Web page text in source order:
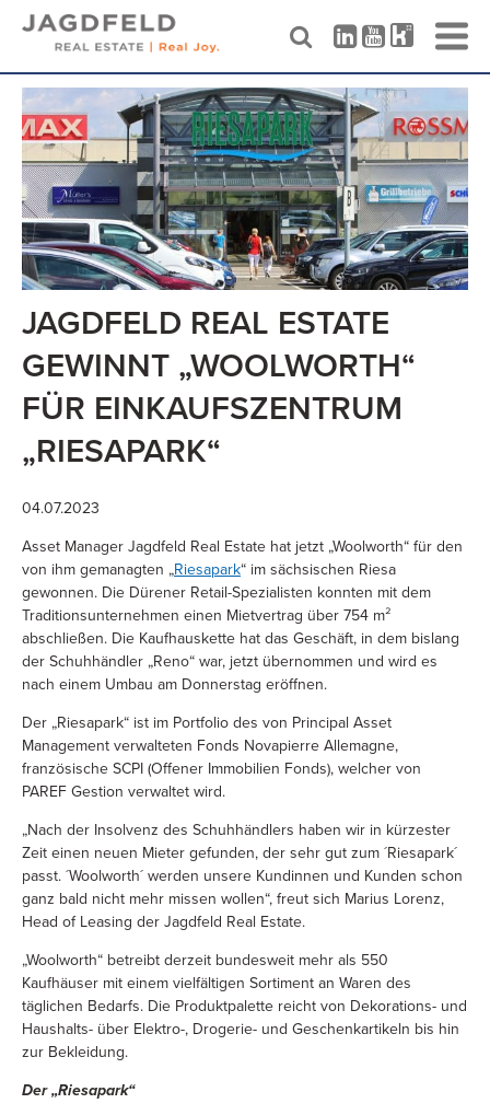
Skip
content
JAGDFELD REAL ESTATE
GEWINNT „WOOLWORTH“
FÜR EINKAUFSZENTRUM
„RIESAPARK“
04.07.2023
Asset Manager Jagdfeld Real Estate hat jetzt „Woolworth“ für den
von ihm gemanagten „Riesapark“ im sächsischen Riesa
gewonnen. Die Dürener Retail-Spezialisten konnten mit dem
Traditionsunternehmen einen Mietvertrag über 754 m²
abschließen. Die Kaufhauskette hat das Geschäft, in dem bislang
der Schuhhändler „Reno“ war, jetzt übernommen und wird es
nach einem Umbau am Donnerstag eröffnen.
Der „Riesapark“ ist im Portfolio des von Principal Asset
Management verwalteten Fonds Novapierre Allemagne,
französische SCPI (Offener Immobilien Fonds), welcher von
PAREF Gestion verwaltet wird.
„Nach der Insolvenz des Schuhhändlers haben wir in kürzester
Zeit einen neuen Mieter gefunden, der sehr gut zum ´Riesapark´
passt. ´Woolworth´ werden unsere Kundinnen und Kunden schon
ganz bald nicht mehr missen wollen“, freut sich Marius Lorenz,
Head of Leasing der Jagdfeld Real Estate.
„Woolworth“ betreibt derzeit bundesweit mehr als 550
Kaufhäuser mit einem vielfältigen Sortiment an Waren des
täglichen Bedarfs. Die Produktpalette reicht von Dekorations- und
Haushalts- über Elektro-, Drogerie- und Geschenkartikeln bis hin
zur Bekleidung.
Der „Riesapark“